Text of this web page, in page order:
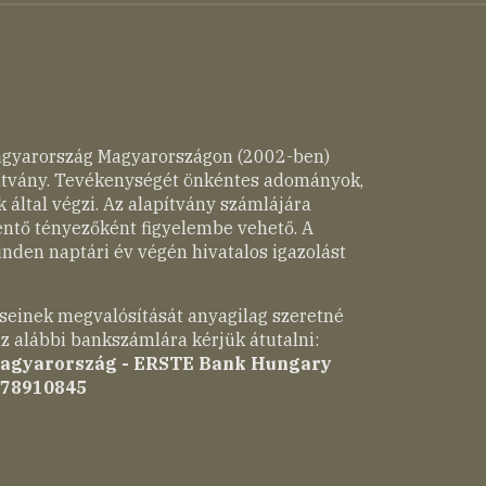
Magyarországon (2002-ben)
Tevékenységét önkéntes adományok,
által végzi. Az alapítvány számlájára
tényezőként figyelembe vehető. A
naptári év végén hivatalos igazolást
megvalósítását anyagilag szeretné
alábbi bankszámlára kérjük átutalni:
- ERSTE Bank Hungary